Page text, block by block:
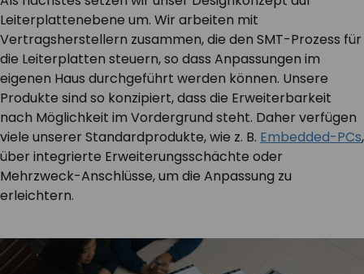
Leiterplattenebene um. Wir arbeiten mit
Vertragsherstellern zusammen, die den SMT-Prozess für
die Leiterplatten steuern, so dass Anpassungen im
eigenen Haus durchgeführt werden können. Unsere
Produkte sind so konzipiert, dass die Erweiterbarkeit
nach Möglichkeit im Vordergrund steht. Daher verfügen
viele unserer Standardprodukte, wie z. B. Embedded-PCs,
über integrierte Erweiterungsschächte oder
Mehrzweck-Anschlüsse, um die Anpassung zu
erleichtern.